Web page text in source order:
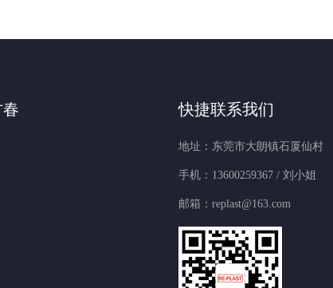
快捷联系我们
地址：东莞市大朗镇石厦仙村
手机：13600259367 / 刘小姐
邮箱：replast@163.com